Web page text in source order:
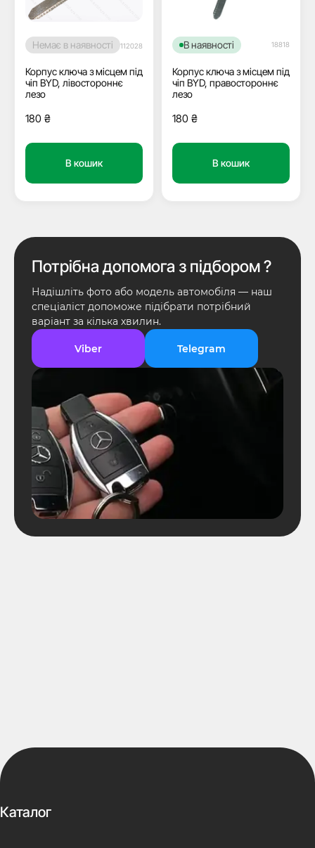
Немає в наявності 112028
Корпус ключа з місцем під
чіп BYD, лівостороннє
лезо
180 ₴
В кошик
В наявності 18818
Корпус ключа з місцем під
чіп BYD, правостороннє
лезо
180 ₴
В кошик
Потрібна допомога з підбором ?
Надішліть фото або модель автомобіля — наш
спеціаліст допоможе підібрати потрібний
варіант за кілька хвилин.
Viber Telegram
Каталог